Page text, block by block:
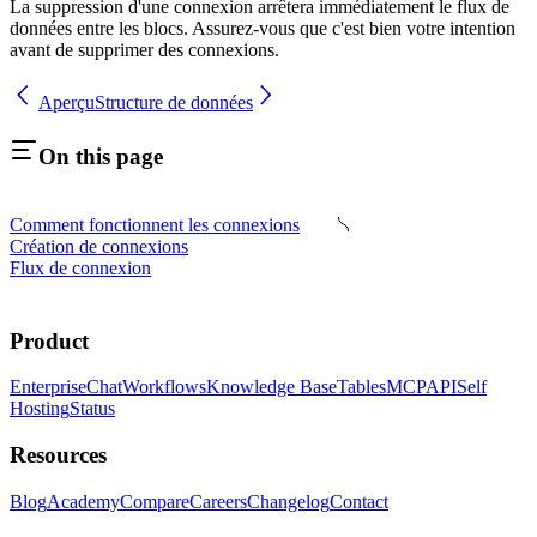
La suppression d'une connexion arrêtera immédiatement le flux de
données entre les blocs. Assurez-vous que c'est bien votre intention
avant de supprimer des connexions.
AperçuStructure de données
On this page
Comment fonctionnent les connexions
Création de connexions
Flux de connexion
Product
EnterpriseChatWorkflowsKnowledge BaseTablesMCPAPISelf
HostingStatus
Resources
BlogAcademyCompareCareersChangelogContact